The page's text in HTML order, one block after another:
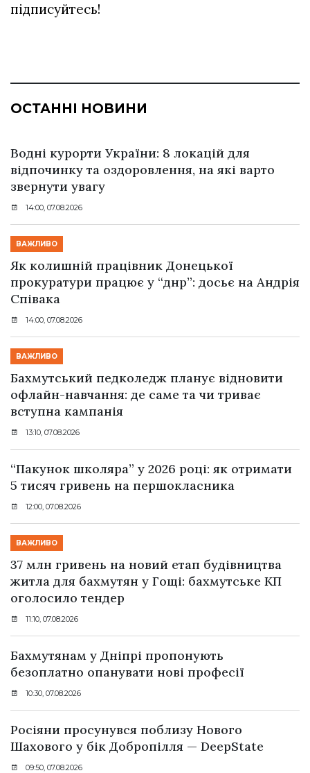
підписуйтесь!
ОСТАННІ НОВИНИ
Водні курорти України: 8 локацій для
відпочинку та оздоровлення, на які варто
звернути увагу
14:00, 07.08.2026
ВАЖЛИВО
Як колишній працівник Донецької
прокуратури працює у “днр”: досьє на Андрія
Співака
14:00, 07.08.2026
ВАЖЛИВО
Бахмутський педколедж планує відновити
офлайн-навчання: де саме та чи триває
вступна кампанія
13:10, 07.08.2026
“Пакунок школяра” у 2026 році: як отримати
5 тисяч гривень на першокласника
12:00, 07.08.2026
ВАЖЛИВО
37 млн гривень на новий етап будівництва
житла для бахмутян у Гощі: бахмутське КП
оголосило тендер
11:10, 07.08.2026
Бахмутянам у Дніпрі пропонують
безоплатно опанувати нові професії
10:30, 07.08.2026
Росіяни просунувся поблизу Нового
Шахового у бік Добропілля — DeepState
09:50, 07.08.2026